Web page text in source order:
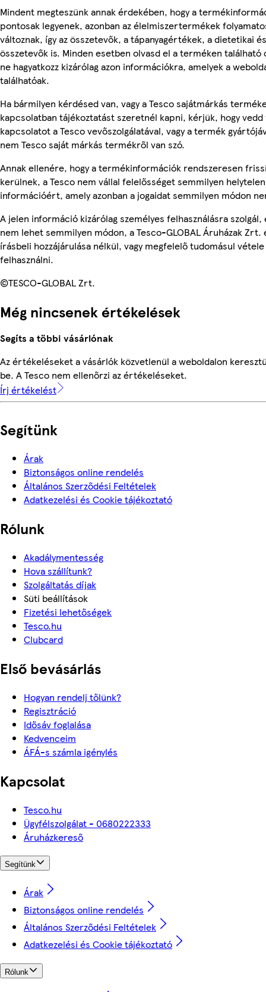
Mindent megteszünk annak érdekében, hogy a
pontosak legyenek, azonban az élelmiszertermékek
változnak, így az összetevők, a tápanyagértékek, a dietetikai
összetevők is. Minden esetben olvasd el a terméken található
ne hagyatkozz kizárólag azon információkra, amelyek a
találhatóak.
Ha bármilyen kérdésed van, vagy a Tesco sajátmárkás
kapcsolatban tájékoztatást szeretnél kapni, kérjük, hogy vedd
kapcsolatot a Tesco vevőszolgálatával, vagy a termék
nem Tesco saját márkás termékről van szó.
Annak ellenére, hogy a termékinformációk rendszeresen
kerülnek, a Tesco nem vállal felelősséget semmilyen helytelen
információért, amely azonban a jogaidat semmilyen módon
A jelen információ kizárólag személyes felhasználásra szolgál,
nem lehet semmilyen módon, a Tesco-GLOBAL Áruházak Zrt.
írásbeli hozzájárulása nélkül, vagy megfelelő tudomásul
felhasználni.
©TESCO-GLOBAL Zrt.
Még nincsenek értékelések
Segíts a többi vásárlónak
Az értékeléseket a vásárlók közvetlenül a weboldalon
be. A Tesco nem ellenőrzi az értékeléseket.
Írj értékelést
Segítünk
Árak
Biztonságos online rendelés
Általános Szerződési Feltételek
Adatkezelési és Cookie tájékoztató
Rólunk
Akadálymentesség
Hova szállítunk?
Szolgáltatás díjak
Süti beállítások
Fizetési lehetőségek
Tesco.hu
Clubcard
Első bevásárlás
Hogyan rendelj tőlünk?
Regisztráció
Idősáv foglalása
Kedvenceim
ÁFÁ-s számla igénylés
Kapcsolat
Tesco.hu
Ügyfélszolgálat - 0680222333
Áruházkereső
Segítünk
Árak
Biztonságos online rendelés
Általános Szerződési Feltételek
Adatkezelési és Cookie tájékoztató
Rólunk